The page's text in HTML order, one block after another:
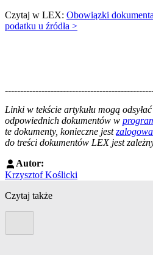
Czytaj w LEX: Obowiązki
podatku u źródła >
Linki w tekście artykułu mogą
odpowiednich dokumentów w
te dokumenty, konieczne jest
do treści dokumentów LEX jest
Autor:
Krzysztof Koślicki
Czytaj także